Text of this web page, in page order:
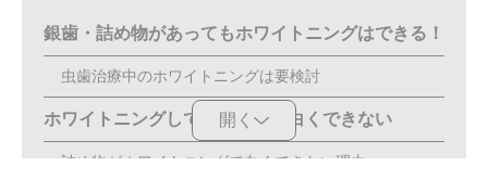
銀歯・詰め物があってもホワイトニングはできる！
虫歯治療中のホワイトニングは要検討
ホワイトニングしても詰め物は白くできない
詰め物がホワイトニングで白くできない理由
開く